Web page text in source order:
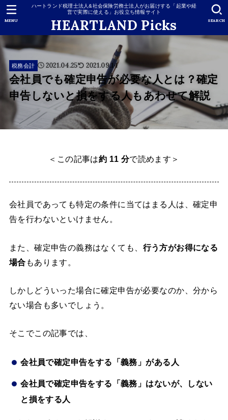
ハートランド税理士法人&社会保険労務士法人がお届けする「起業や経
営で実際に使える」お役立ち情報サイト
HEARTLAND Picks SEARCH
MENU
税務会計 2021.04.25 2021.09.14
会社員でも確定申告が必要な人とは？確定
申告しないと損をする人もあわせて解説
＜この記事は約 11 分で読めます＞
会社員であっても特定の条件に当てはまる人は、確定申
告を行わないといけません。
また、確定申告の義務はなくても、 行う方がお得になる
場合 もあります。
しかしどういった場合に確定申告が必要なのか、分から
ない場合も多いでしょう。
そこでこの記事では、
会社員で確定申告をする「義務」がある人
会社員で確定申告をする「義務」はないが、しない
と損をする人